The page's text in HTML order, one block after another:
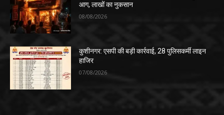
आग, लाखों का नुकसान
08/08/2026
कुशीनगर: एसपी की बड़ी कार्रवाई, 28 पुलिसकर्मी लाइन
हाजिर
07/08/2026